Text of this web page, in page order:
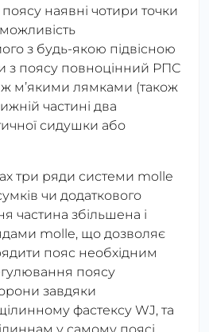
поясу наявні чотири точки
з будь-якою підвісною
з поясу повноцінний РПС
мʼякими лямками (також
частині два
сидушки або
три ряди системи molle
чи додаткового
частина збільшена і
molle, що дозволяє
пояс необхідним
поясу
завдяки
фастексу WJ, та